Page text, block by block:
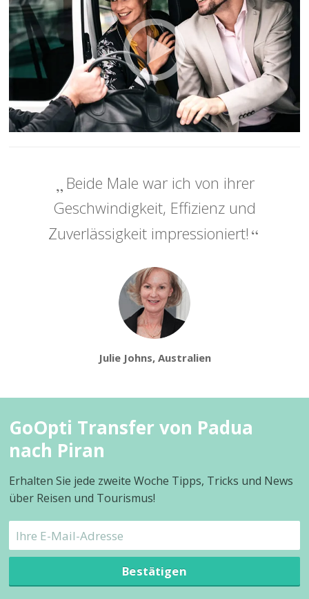
Beide Male war ich von ihrer
Geschwindigkeit, Effizienz und
Zuverlässigkeit impressioniert!
Julie Johns, Australien
GoOpti Transfer von Padua
nach Piran
Erhalten Sie jede zweite Woche Tipps, Tricks und News
über Reisen und Tourismus!
Bestätigen